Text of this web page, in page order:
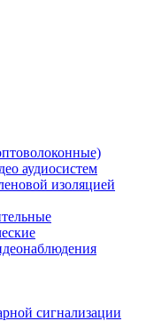
аудиосистем
изоляцией
сигнализации